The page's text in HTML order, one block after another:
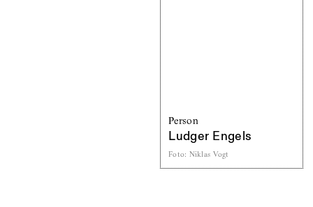
Person
Ludger Engels
Foto: Niklas Vogt